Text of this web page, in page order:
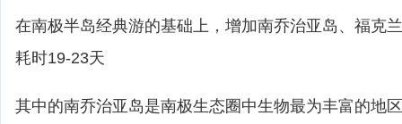
在南极半岛经典游的基础上，增加南乔治亚岛、福克
耗时19-23天
其中的南乔治亚岛是南极生态圈中生物最为丰富的地